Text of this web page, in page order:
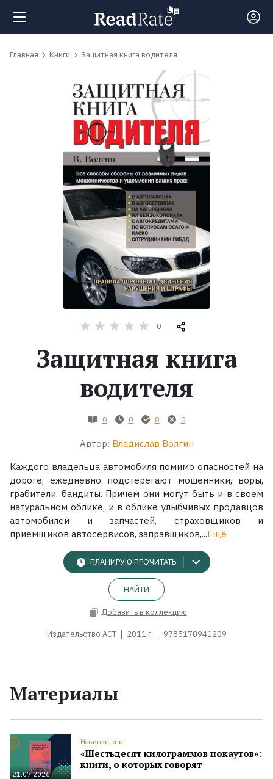
Поиск
обсуждаемые
Экранизации
Главная Книги Защитная книга водителя
0
Защитная книга
водителя
0 0 0 0
Автор: Владислав Волгин
Каждого владельца автомобиля помимо опасностей на
дороге, ежедневно подстерегают мошенники, воры,
грабители, бандиты. Причем они могут быть и в своем
натуральном облике, и в облике улыбчивых продавцов
автомобилей и запчастей, страховщиков и
приемщиков автосервисов, заправщиков,...Ещё
ПЛАНИРУЮ ПРОЧИТАТЬ
НАЙТИ
Добавить в коллекцию
Издательство АСТ 2011 г. 9785170941209
Материалы
21.07.2026
Новинки книг
«Шестьдесят килограммов нокаутов»:
книги, о которых говорят